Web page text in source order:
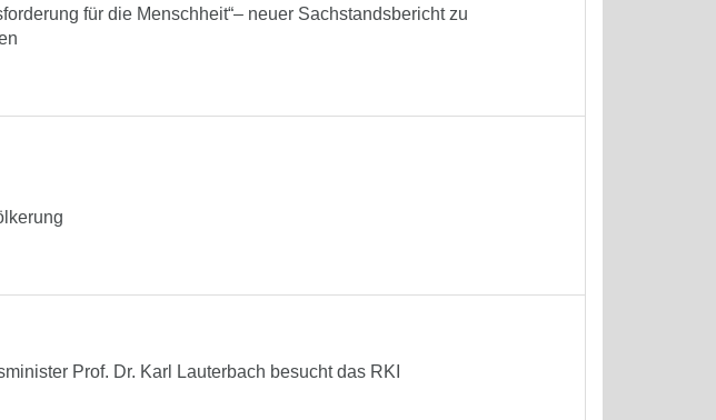
für die Menschheit“– neuer Sachstandsbericht zu
Prof. Dr. Karl Lauterbach besucht das RKI